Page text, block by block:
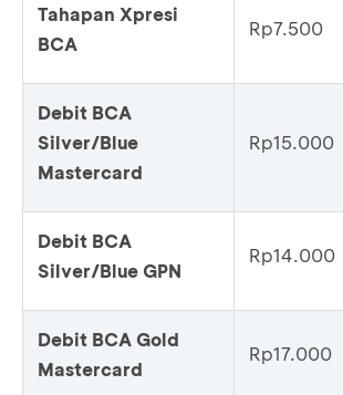
Tahapan Xpresi
BCA
Rp7.500
Debit BCA
Silver/Blue
Mastercard
Rp15.000
Debit BCA
Silver/Blue GPN
Rp14.000
Debit BCA Gold
Mastercard
Rp17.000